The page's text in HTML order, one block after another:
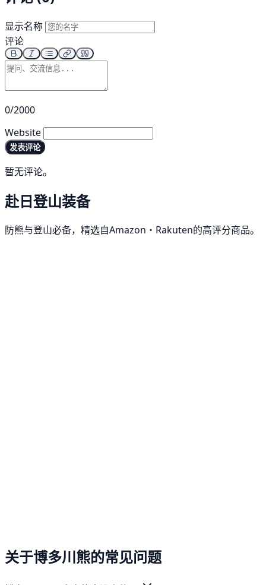
显示名称
评论
0/2000
Website
发表评论
暂无评论。
赴日登山装备
防熊与登山必备，精选自Amazon・Rakuten的高评分商品。
关于博多川熊的常见问题